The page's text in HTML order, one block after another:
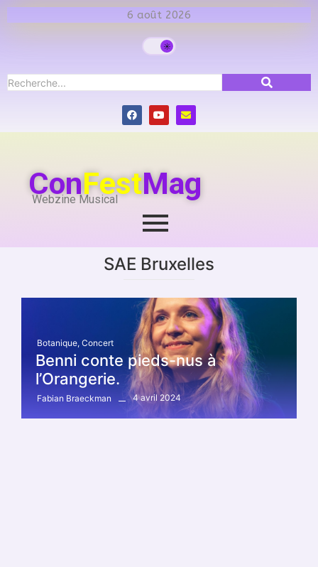
6 août 2026
ConFestMag
Webzine Musical
SAE Bruxelles
Botanique, Concert
Benni conte pieds-nus à
l’Orangerie.
Fabian Braeckman 4 avril 2024